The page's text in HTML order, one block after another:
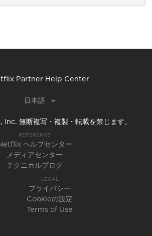
Partner Help Center
日本語
Inc. 無断複写・複製・転載を禁じます。
REFERENCE
ヘルプセンター
メディアセンター
テクニカルブログ
LEGAL
プライバシー
Cookieの設定
Terms of Use